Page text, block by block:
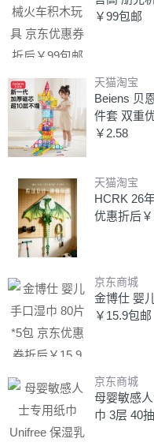
￥99包邮
天猫淘宝
Beiens 贝
件套 双重
￥2.58
天猫淘宝
HCRK 26
优惠折后
京东商城
金博仕 婴
￥15.9包邮
京东商城
母婴敏感
巾 3层 40